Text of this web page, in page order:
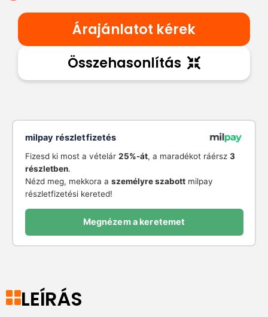
Árajánlatot kérek
Összehasonlítás
milpay részletfizetés
Fizesd ki most a vételár 25%-át, a maradékot ráérsz 3
részletben.
Nézd meg, mekkora a személyre szabottmilpay
részletfizetési kereted!
Megnézem a keretemet
LEÍRÁS